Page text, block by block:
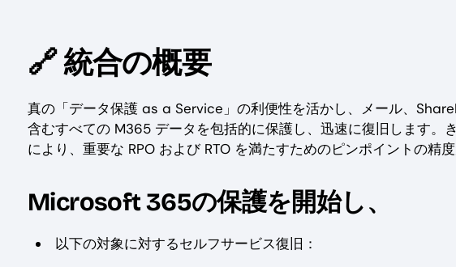
🔗 統合の概要
真の「データ保護 as a Service」の利便性を活かし、メール、
含むすべての M365 データを包括的に保護し、迅速に復旧します。
により、重要な RPO および RTO を満たすためのピンポイントの精度
Microsoft 365の保護を開始し、
以下の対象に対するセルフサービス復旧：